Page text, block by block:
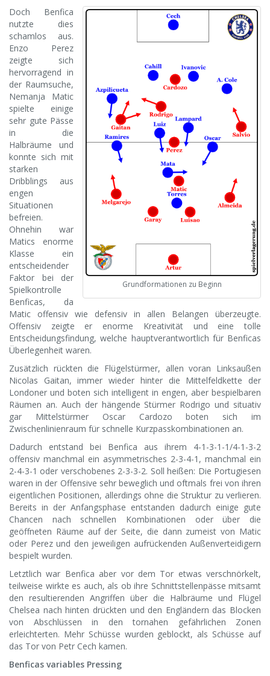
Grundformationen zu Beginn
Doch Benfica
nutzte dies
schamlos aus.
Enzo Perez
zeigte sich
hervorragend in
der Raumsuche,
Nemanja Matic
spielte einige
sehr gute Pässe
in die
Halbräume und
konnte sich mit
starken
Dribblings aus
engen
Situationen
befreien.
Ohnehin war
Matics enorme
Klasse ein
entscheidender
Faktor bei der
Spielkontrolle
Benficas, da
Matic offensiv wie defensiv in allen Belangen überzeugte.
Offensiv zeigte er enorme Kreativität und eine tolle
Entscheidungsfindung, welche hauptverantwortlich für Benficas
Überlegenheit waren.
Zusätzlich rückten die Flügelstürmer, allen voran Linksaußen
Nicolas Gaitan, immer wieder hinter die Mittelfeldkette der
Londoner und boten sich intelligent in engen, aber bespielbaren
Räumen an. Auch der hängende Stürmer Rodrigo und situativ
gar Mittelstürmer Oscar Cardozo boten sich im
Zwischenlinienraum für schnelle Kurzpasskombinationen an.
Dadurch entstand bei Benfica aus ihrem 4-1-3-1-1/4-1-3-2
offensiv manchmal ein asymmetrisches 2-3-4-1, manchmal ein
2-4-3-1 oder verschobenes 2-3-3-2. Soll heißen: Die Portugiesen
waren in der Offensive sehr beweglich und oftmals frei von ihren
eigentlichen Positionen, allerdings ohne die Struktur zu verlieren.
Bereits in der Anfangsphase entstanden dadurch einige gute
Chancen nach schnellen Kombinationen oder über die
geöffneten Räume auf der Seite, die dann zumeist von Matic
oder Perez und den jeweiligen aufrückenden Außenverteidigern
bespielt wurden.
Letztlich war Benfica aber vor dem Tor etwas verschnörkelt,
teilweise wirkte es auch, als ob ihre Schnittstellenpässe mitsamt
den resultierenden Angriffen über die Halbräume und Flügel
Chelsea nach hinten drückten und den Engländern das Blocken
von Abschlüssen in den tornahen gefährlichen Zonen
erleichterten. Mehr Schüsse wurden geblockt, als Schüsse auf
das Tor von Petr Cech kamen.
Benficas variables Pressing